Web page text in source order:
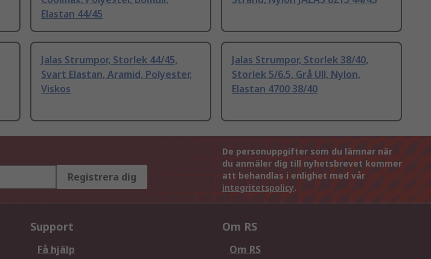
Elastan 44/45
Jalas Strumpor, Storlek 44/45,
Svart Elastan, Aramid, Polyester,
Viskos
Jalas Strumpor, Storlek 38/40,
Storlek 5/6.5, Grå Ull, Nylon,
Elastan 4700 38/40
Registrera dig
De personuppgifter som du lämnar när
du anmäler dig till nyhetsbrevet kommer
att behandlas i enlighet med vår
integritetspolicy.
Support
Få hjälp
Om RS
Om RS